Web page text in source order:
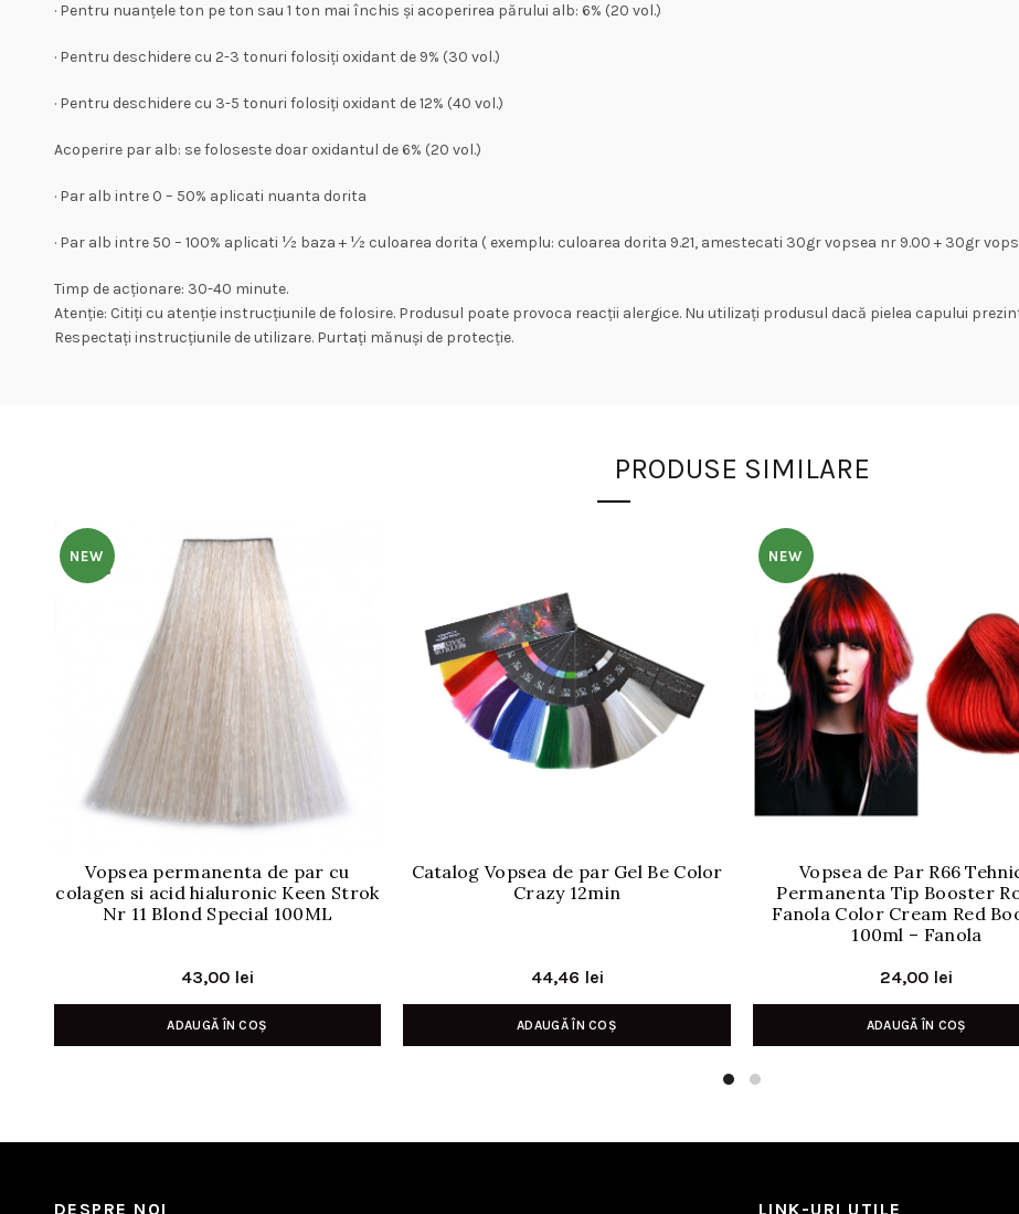
· Pentru nuanțele ton pe ton sau 1 ton mai închis și acoperirea părului alb: 6% (20 vol.)
· Pentru deschidere cu 2-3 tonuri folosiți oxidant de 9% (30 vol.)
· Pentru deschidere cu 3-5 tonuri folosiți oxidant de 12% (40 vol.)
Acoperire par alb: se foloseste doar oxidantul de 6% (20 vol.)
· Par alb intre 0 – 50% aplicati nuanta dorita
· Par alb intre 50 – 100% aplicati ½ baza + ½ culoarea dorita ( exemplu: culoarea dorita 9.21, amestecati 30gr vopsea nr 9.00 + 30gr
Timp de acționare: 30-40 minute.
Atenție: Citiți cu atenție instrucțiunile de folosire. Produsul poate provoca reacții alergice. Nu utilizați produsul dacă pielea capului
Respectați instrucțiunile de utilizare. Purtați mănuși de protecție.
PRODUSE SIMILARE
NEW
Vopsea permanenta de par cu
colagen si acid hialuronic Keen Strok
Nr 11 Blond Special 100ML
43,00 lei
ADAUGĂ ÎN COȘ
Catalog Vopsea de par Gel Be Color
Crazy 12min
44,46 lei
ADAUGĂ ÎN COȘ
NEW
Vopsea de Par R66
Permanenta Tip Booster
Fanola Color Cream Red
100ml – Fanola
24,00 lei
ADAUGĂ ÎN COȘ
DESPRE NOI LINK-URI UTILE